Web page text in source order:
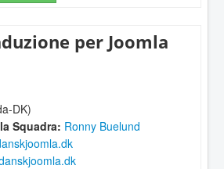
per Joomla
DK)
Squadra: Ronny Buelund